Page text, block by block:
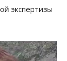
экспертизы